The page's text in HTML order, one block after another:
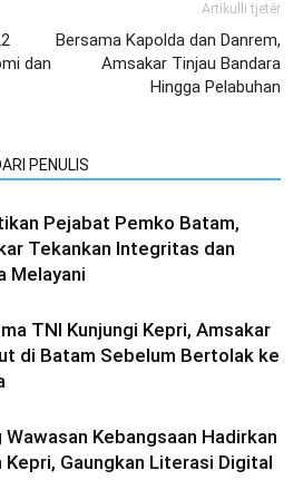
dan
Artikulli tjetër
Bersama Kapolda dan Danrem,
Amsakar Tinjau Bandara
Hingga Pelabuhan
PENULIS
Pejabat Pemko Batam,
Tekankan Integritas dan
Melayani
TNI Kunjungi Kepri, Amsakar
di Batam Sebelum Bertolak ke
Wawasan Kebangsaan Hadirkan
Kepri, Gaungkan Literasi Digital